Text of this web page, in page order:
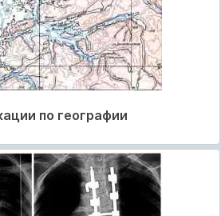
по географии